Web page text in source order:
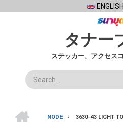
ENGLISH
タナー
ステッカー、アクセス
検
索
ー
NODE 3630-43 LIGHT